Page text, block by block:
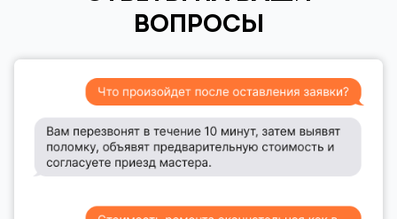
ВОПРОСЫ